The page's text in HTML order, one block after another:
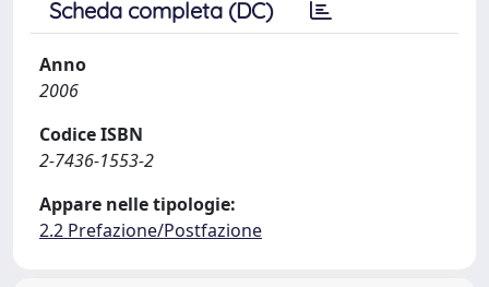
Scheda completa (DC)
Anno
2006
Codice ISBN
2-7436-1553-2
Appare nelle tipologie:
2.2 Prefazione/Postfazione